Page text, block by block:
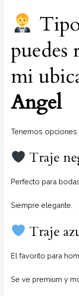
puedes
mi
Angel
Tenemos opciones
Traje
Perfecto para
Siempre elegante.
Traje
El favorito para
Se ve premium y